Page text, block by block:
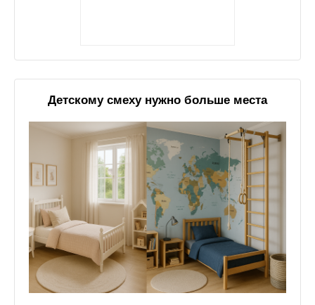
Детскому смеху нужно больше места